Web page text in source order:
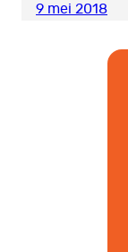
9 mei 2018